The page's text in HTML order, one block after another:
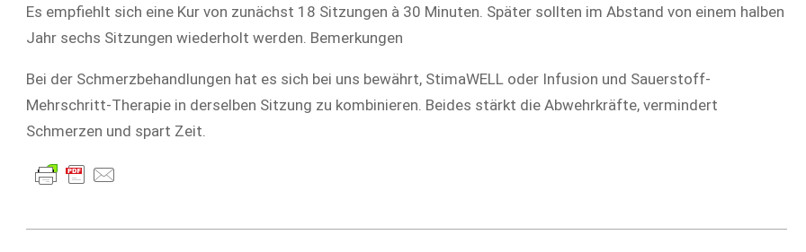
Es empfiehlt sich eine Kur von zunächst 18 Sitzungen à 30 Minuten. Später sollten im Abstand von einem halben
Jahr sechs Sitzungen wiederholt werden. Bemerkungen
Bei der Schmerzbehandlungen hat es sich bei uns bewährt, StimaWELL oder Infusion und Sauerstoff-
Mehrschritt-Therapie in derselben Sitzung zu kombinieren. Beides stärkt die Abwehrkräfte, vermindert
Schmerzen und spart Zeit.